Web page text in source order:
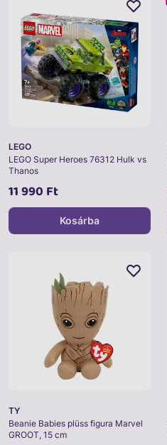
LEGO
LEGO Super Heroes 76312 Hulk vs
Thanos
11 990 Ft
Kosárba
TY
Beanie Babies plüss figura Marvel
GROOT, 15 cm